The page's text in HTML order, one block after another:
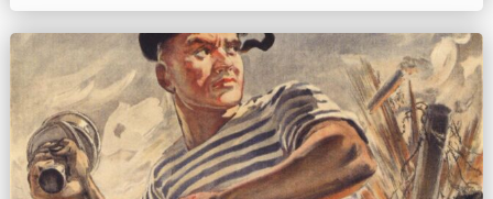
употреблении, подержанный, практически новый или даже
новый, в котором отсутствует необходимость. Хозяин
комиссионного магазина проверяет состояние товара
перед тем, как принять его у в...